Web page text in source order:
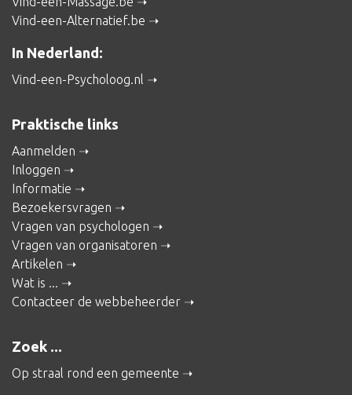
Vind-een-Alternatief.be
In Nederland:
Vind-een-Psycholoog.nl
Praktische links
Aanmelden
Inloggen
Informatie
Bezoekersvragen
Vragen van psychologen
Vragen van organisatoren
Artikelen
Wat is ...
Contacteer de webbeheerder
Zoek ...
Op straal rond een gemeente